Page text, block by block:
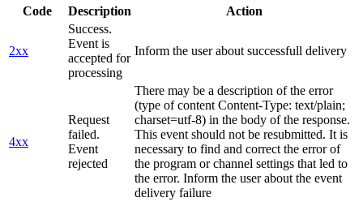
Code Description Action
2xx
Success.
Event is
accepted for
processing
Inform the user about successfull delivery
4xx
Request
failed.
Event
rejected
There may be a description of the error
(type of content Content-Type: text/plain;
charset=utf-8) in the body of the response.
This event should not be resubmitted. It is
necessary to find and correct the error of
the program or channel settings that led to
the error. Inform the user about the event
delivery failure